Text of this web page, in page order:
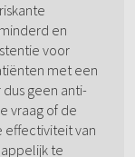
en
voor
met een
geen anti-
vraag of de
effectiviteit van
te